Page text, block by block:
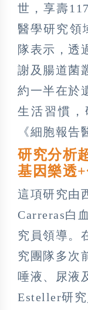
世，享壽
醫學研究領
隊表示，透
謝及腸道菌
約一半在於
生活習慣，
《細胞報告
研究分析
基因樂透
這項研究由
Carreras白
究員領導。
究團隊多次
唾液、尿液
Esteller研